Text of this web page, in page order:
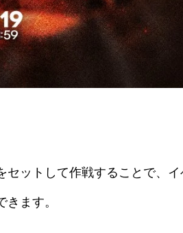
ットして作戦することで、
ます。